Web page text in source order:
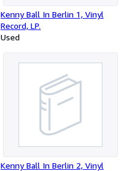
Kenny Ball In Berlin 1, Vinyl
Record, LP.
Used
Kenny Ball In Berlin 2, Vinyl